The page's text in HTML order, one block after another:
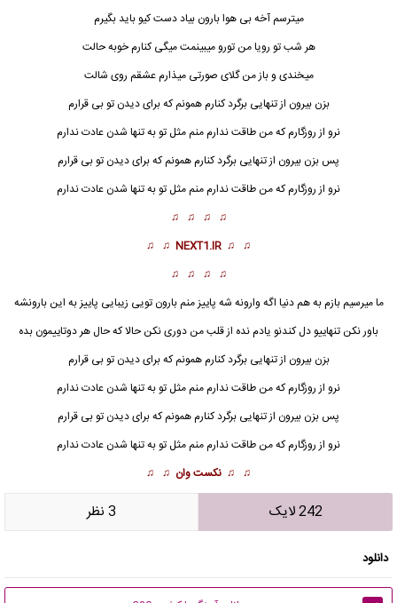
میترسم آخه بی هوا بارون بیاد دست کیو باید بگیرم
هر شب تو رویا من تورو میبینمت میگی کنارم خوبه حالت
میخندی و باز من گلای صورتی میذارم عشقم روی شالت
بزن بیرون از تنهایی برگرد کنارم همونم که برای دیدن تو بی قرارم
نرو از روزگارم که من طاقت ندارم منم مثل تو به تنها شدن عادت ندارم
پس بزن بیرون از تنهایی برگرد کنارم همونم که برای دیدن تو بی قرارم
نرو از روزگارم که من طاقت ندارم منم مثل تو به تنها شدن عادت ندارم
♫ ♫ ♫ ♫
♫ ♫
NEXT1.IR
♫ ♫
♫ ♫ ♫ ♫
ما میرسیم بازم به هم دنیا اگه وارونه شه پاییز منم بارون تویی زیبایی پاییز به این بارونشه
باور نکن تنهاییو دل کندنو یادم نده از قلب من دوری نکن حالا که حال هر دوتاییمون بده
بزن بیرون از تنهایی برگرد کنارم همونم که برای دیدن تو بی قرارم
نرو از روزگارم که من طاقت ندارم منم مثل تو به تنها شدن عادت ندارم
پس بزن بیرون از تنهایی برگرد کنارم همونم که برای دیدن تو بی قرارم
نرو از روزگارم که من طاقت ندارم منم مثل تو به تنها شدن عادت ندارم
♫ ♫ نکست وان ♫ ♫
242 لایک 3 نظر
دانلود